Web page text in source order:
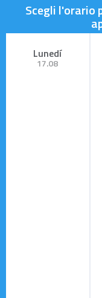
Scegli l'orario
Lunedí
17.08